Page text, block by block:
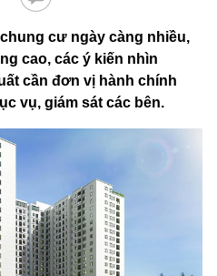
cư ngày càng nhiều,
cao, các ý kiến nhìn
cần đơn vị hành chính
vụ, giám sát các bên.